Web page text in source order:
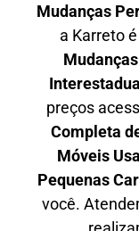
Mudanças
a Karreto
preços
Completa
Móveis
Pequenas
você.